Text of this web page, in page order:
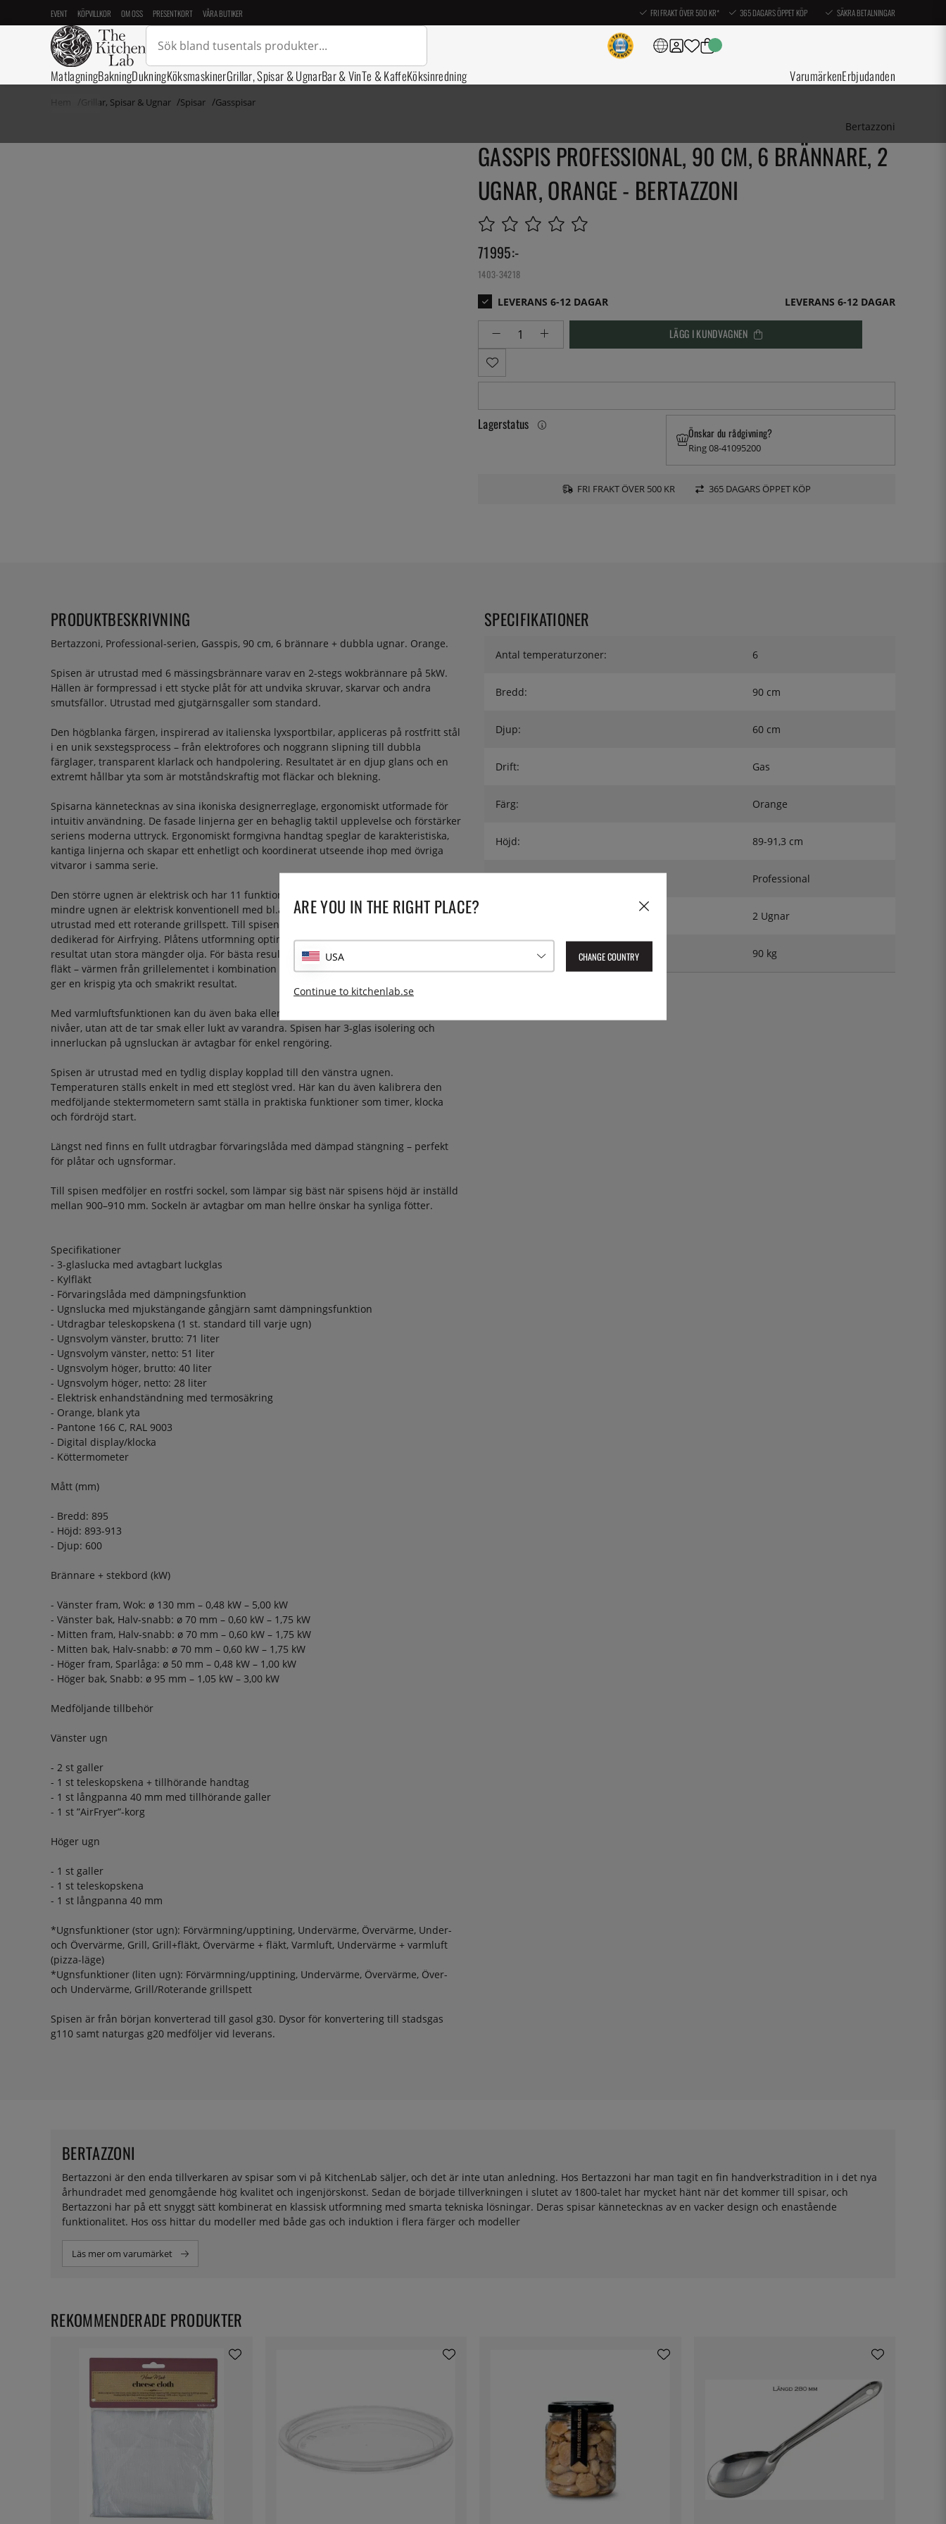
EVENT KÖPVILLKOR OM OSS PRESENTKORT VÅRA BUTIKER FRI FRAKT ÖVER 500 KR* 365 DAGARS ÖPPET KÖP SÄKRA BETALNINGAR
MatlagningBakningDukningKöksmaskinerGrillar, Spisar & UgnarBar & VinTe & KaffeKöksinredning VarumärkenErbjudanden
Grillar, Spisar & Ugnar Spisar Gasspisar
Bertazzoni
GASSPIS PROFESSIONAL, 90 CM, 6 BRÄNNARE, 2
UGNAR, ORANGE - BERTAZZONI
71995:-
1403-34218
LEVERANS 6-12 DAGAR
LÄGG I KUNDVAGNEN
Lagerstatus
Önskar du rådgivning?
Ring 08-41095200
FRI FRAKT ÖVER 500 KR 365 DAGARS ÖPPET KÖP
PRODUKTBESKRIVNING
Bertazzoni, Professional-serien, Gasspis, 90 cm, 6 brännare + dubbla ugnar. Orange.
Spisen är utrustad med 6 mässingsbrännare varav en 2-stegs wokbrännare på 5kW.
Hällen är formpressad i ett stycke plåt för att undvika skruvar, skarvar och andra
smutsfällor. Utrustad med gjutgärnsgaller som standard.
Den högblanka färgen, inspirerad av italienska lyxsportbilar, appliceras på rostfritt stål
i en unik sexstegsprocess – från elektrofores och noggrann slipning till dubbla
färglager, transparent klarlack och handpolering. Resultatet är en djup glans och en
extremt hållbar yta som är motståndskraftig mot fläckar och blekning.
Spisarna kännetecknas av sina ikoniska designerreglage, ergonomiskt utformade för
intuitiv användning. De fasade linjerna ger en behaglig taktil upplevelse och förstärker
seriens moderna uttryck. Ergonomiskt formgivna handtag speglar de karakteristiska,
kantiga linjerna och skapar ett enhetligt och koordinerat utseende ihop med övriga
vitvaror i samma serie.
Den större ugnen är elektrisk och har 11 funktioner*, bl.a. varmluft och grill. Den
mindre ugnen är elektrisk konventionell med bl.a. övervärme och grill. Den är även
utrustad med ett roterande grillspett. Till spisen medföljer en perforerad plåt,
dedikerad för Airfrying. Plåtens utformning optimerar luftflödet och ger perfekt
resultat utan stora mängder olja. För bästa resultat rekommenderas funktionen grill +
fläkt – värmen från grillelementet i kombination med fläkten skapar en torr värme som
ger en krispig yta och smakrikt resultat.
Med varmluftsfunktionen kan du även baka eller tillaga flera rätter samtidigt på olika
nivåer, utan att de tar smak eller lukt av varandra. Spisen har 3-glas isolering och
innerluckan på ugnsluckan är avtagbar för enkel rengöring.
Spisen är utrustad med en tydlig display kopplad till den vänstra ugnen.
Temperaturen ställs enkelt in med ett steglöst vred. Här kan du även kalibrera den
medföljande stektermometern samt ställa in praktiska funktioner som timer, klocka
och fördröjd start.
Längst ned finns en fullt utdragbar förvaringslåda med dämpad stängning – perfekt
för plåtar och ugnsformar.
Till spisen medföljer en rostfri sockel, som lämpar sig bäst när spisens höjd är inställd
mellan 900–910 mm. Sockeln är avtagbar om man hellre önskar ha synliga fötter.
Specifikationer
- 3-glaslucka med avtagbart luckglas
- Kylfläkt
- Förvaringslåda med dämpningsfunktion
- Ugnslucka med mjukstängande gångjärn samt dämpningsfunktion
- Utdragbar teleskopskena (1 st. standard till varje ugn)
- Ugnsvolym vänster, brutto: 71 liter
- Ugnsvolym vänster, netto: 51 liter
- Ugnsvolym höger, brutto: 40 liter
- Ugnsvolym höger, netto: 28 liter
- Elektrisk enhandständning med termosäkring
- Orange, blank yta
- Pantone 166 C, RAL 9003
- Digital display/klocka
- Köttermometer
Mått (mm)
- Bredd: 895
- Höjd: 893-913
- Djup: 600
Brännare + stekbord (kW)
- Vänster fram, Wok: ø 130 mm – 0,48 kW – 5,00 kW
- Vänster bak, Halv-snabb: ø 70 mm – 0,60 kW – 1,75 kW
- Mitten fram, Halv-snabb: ø 70 mm – 0,60 kW – 1,75 kW
- Mitten bak, Halv-snabb: ø 70 mm – 0,60 kW – 1,75 kW
- Höger fram, Sparlåga: ø 50 mm – 0,48 kW – 1,00 kW
- Höger bak, Snabb: ø 95 mm – 1,05 kW – 3,00 kW
Medföljande tillbehör
Vänster ugn
- 2 st galler
- 1 st teleskopskena + tillhörande handtag
- 1 st långpanna 40 mm med tillhörande galler
- 1 st ”AirFryer”-korg
Höger ugn
- 1 st galler
- 1 st teleskopskena
- 1 st långpanna 40 mm
*Ugnsfunktioner (stor ugn): Förvärmning/upptining, Undervärme, Övervärme, Under-
och Övervärme, Grill, Grill+fläkt, Övervärme + fläkt, Varmluft, Undervärme + varmluft
(pizza-läge)
*Ugnsfunktioner (liten ugn): Förvärmning/upptining, Undervärme, Övervärme, Över-
och Undervärme, Grill/Roterande grillspett
Spisen är från början konverterad till gasol g30. Dysor för konvertering till stadsgas
g110 samt naturgas g20 medföljer vid leverans.
SPECIFIKATIONER
Antal temperaturzoner: 6
Bredd: 90 cm
Djup: 60 cm
Drift: Gas
Färg: Orange
Höjd: 89-91,3 cm
Professional
2 Ugnar
90 kg
Bertazzoni är den enda tillverkaren av spisar som vi på KitchenLab säljer, och det är inte utan anledning. Hos Bertazzoni har man tagit en fin handverkstradition in i det nya
århundradet med genomgående hög kvalitet och ingenjörskonst. Sedan de började tillverkningen i slutet av 1800-talet har mycket hänt när det kommer till spisar, och
Bertazzoni har på ett snyggt sätt kombinerat en klassisk utformning med smarta tekniska lösningar. Deras spisar kännetecknas av en vacker design och enastående
funktionalitet. Hos oss hittar du modeller med både gas och induktion i flera färger och modeller
BERTAZZONI
Läs mer om varumärket
REKOMMENDERADE PRODUKTER
ARE YOU IN THE RIGHT PLACE?
USA CHANGE COUNTRY
Continue to kitchenlab.se